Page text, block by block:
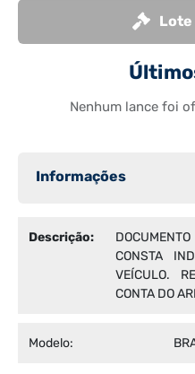
Lote
Nenhum lance foi
Informações
Descrição:
CONSTA
VEÍCULO.
CONTA DO
Modelo: